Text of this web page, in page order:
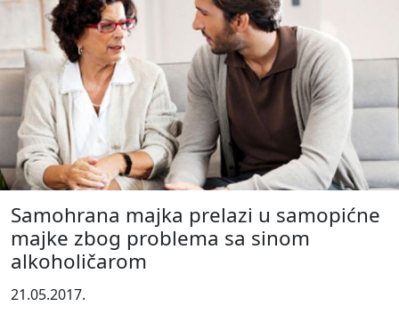
Samohrana majka prelazi u samopićne
majke zbog problema sa sinom
alkoholičarom
21.05.2017.